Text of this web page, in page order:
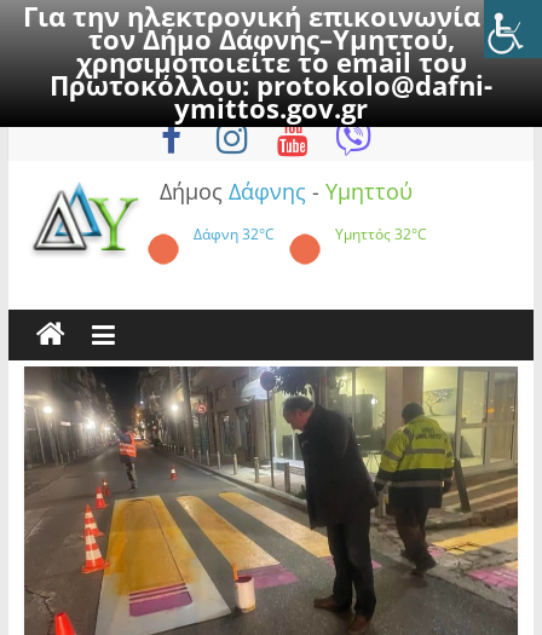
Για την ηλεκτρονική επικοινωνία με
τον Δήμο Δάφνης–Υμηττού,
χρησιμοποιείτε το email του
Πρωτοκόλλου:protokolo@dafni-
ymittos.gov.gr
to
Παρασκευή, 7 Αυγούστου 2026
Δήμος Δάφνης - Υμηττού
Δάφνη32°C Υμηττός32°C